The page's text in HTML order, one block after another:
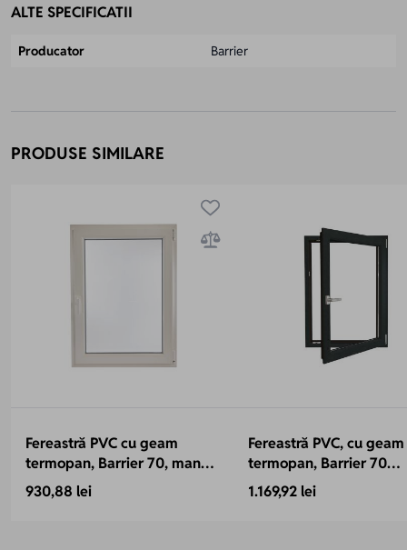
ALTE SPECIFICATII
Producator Barrier
PRODUSE SIMILARE
Fereastră PVC cu geam
termopan, Barrier 70, maner
Toulon, 860x1160 mm, profil
70 mm, sticlă protecție
930,88 lei
Fereastră PVC, cu geam
termopan, Barrier 70
antracit, 860x1160 mm,
protectie solara,
1.169,92 lei